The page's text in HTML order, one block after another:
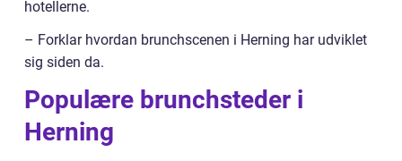
hotellerne.
– Forklar hvordan brunchscenen i Herning har udviklet
sig siden da.
Populære brunchsteder i
Herning